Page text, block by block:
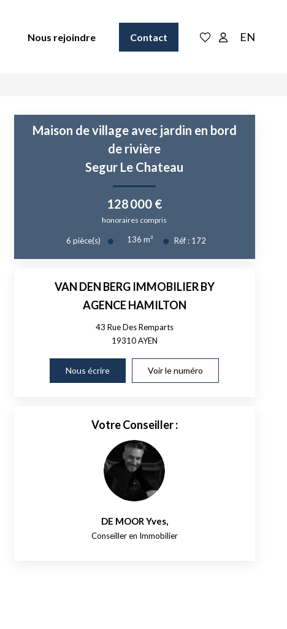
Nous rejoindre Contact EN
Maison de village avec jardin en bord
de rivière
Segur Le Chateau
128 000 €
honoraires compris
6pièce(s) 136m² Réf : 172
VAN DEN BERG IMMOBILIER BY
AGENCE HAMILTON
43 Rue Des Remparts
19310AYEN
Nous écrire Voir le numéro
Votre Conseiller :
DE MOOR Yves,
Conseiller en Immobilier